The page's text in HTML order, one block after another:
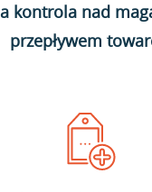
kontrola nad
przepływem